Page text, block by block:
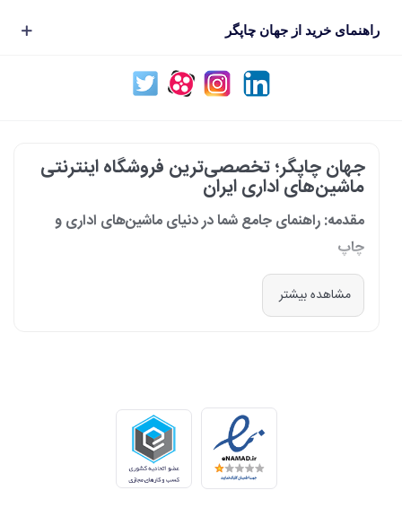
راهنمای خرید از جهان چاپگر
جهان چاپگر؛ تخصصی‌ترین فروشگاه اینترنتی
ماشین‌های اداری ایران
مقدمه: راهنمای جامع شما در دنیای ماشین‌های اداری و
چاپ
در دنیای پرشتاب امروز که کسب‌وکارها و سازمان‌ها برای افزایش بهره‌وری خود به
فناوری‌های نوین وابسته‌اند، دسترسی به ابزارهای کارآمد و قابل اعتماد یک
ما، ارائه راهکارهای جامع، از مشاوره پیش از خرید تا پشتیبانی پس از فروش،
برای سازمان‌ها، شرکت‌ها و کاربران خانگی است.
طیف کاملی از محصولات برای هر نیازی
ما در جهان چاپگر، مجموعه‌ای گسترده از برترین برندهای جهانی را گرد هم
مشاهده بیشتر